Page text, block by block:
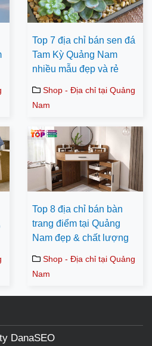
Top 7 địa chỉ bán sen đá
Tam Kỳ Quảng Nam
nhiều mẫu đẹp và rẻ
Shop - Địa chỉ tại Quảng
Nam
Top 8 địa chỉ bán bàn
trang điểm tại Quảng
Nam đẹp & chất lượng
Shop - Địa chỉ tại Quảng
Nam
DanaSEO